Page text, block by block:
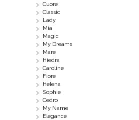
Cuore
Classic
Lady
Mia
Magic
My Dreams
Mare
Hiedra
Caroline
Fiore
Helena
Sophie
Cedro
My Name
Elegance